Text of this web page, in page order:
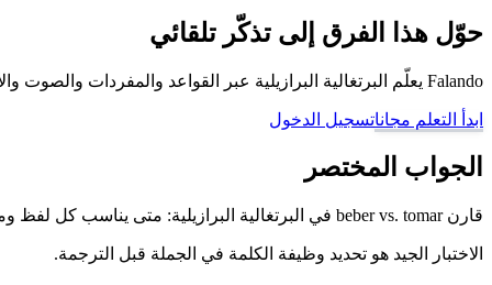
حوّل هذا الفرق إلى تذكّر تلقائي
Falando يعلّم البرتغالية البرازيلية عبر القواعد والمفردات والصوت والأمثلة والمراجعة المتباعدة، حتى لا تبقى الأزواج الصعبة مجرد تخمين.
ابدأ التعلم مجاناتسجيل الدخول
الجواب المختصر
قارن beber vs. tomar في البرتغالية البرازيلية: متى يناسب كل لفظ وما الخطأ الذي يجب تجنبه.
الاختبار الجيد هو تحديد وظيفة الكلمة في الجملة قبل الترجمة.